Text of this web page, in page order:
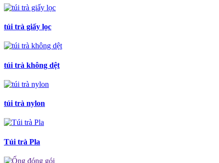
túi trà giấy lọc
túi trà không dệt
túi trà nylon
Túi trà Pla